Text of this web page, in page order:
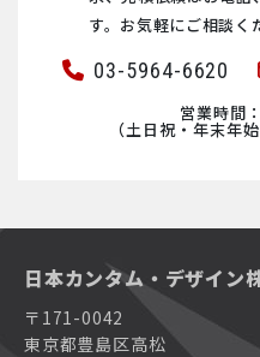
す。お気軽にご相談く
03-5964-6620
営業時間
（土日祝・年末年
日本カンタム・デザイン
〒171-0042
東京都豊島区高松